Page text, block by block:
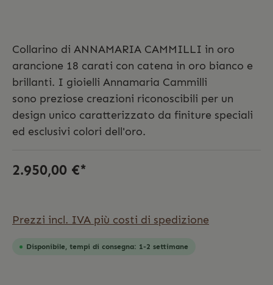
Collarino di ANNAMARIA CAMMILLI in oro
arancione 18 carati con catena in oro bianco e
brillanti. I gioielli Annamaria Cammilli
sono preziose creazioni riconoscibili per un
design unico caratterizzato da finiture speciali
ed esclusivi colori dell'oro.
2.950,00 €*
Prezzi incl. IVA più costi di spedizione
Disponibile, tempi di consegna: 1-2 settimane